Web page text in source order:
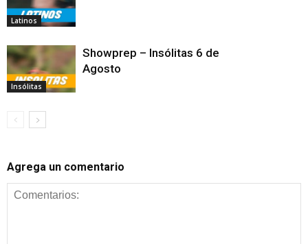
Latinos
Insólitas
Showprep – Insólitas 6 de
Agosto
Agrega un comentario